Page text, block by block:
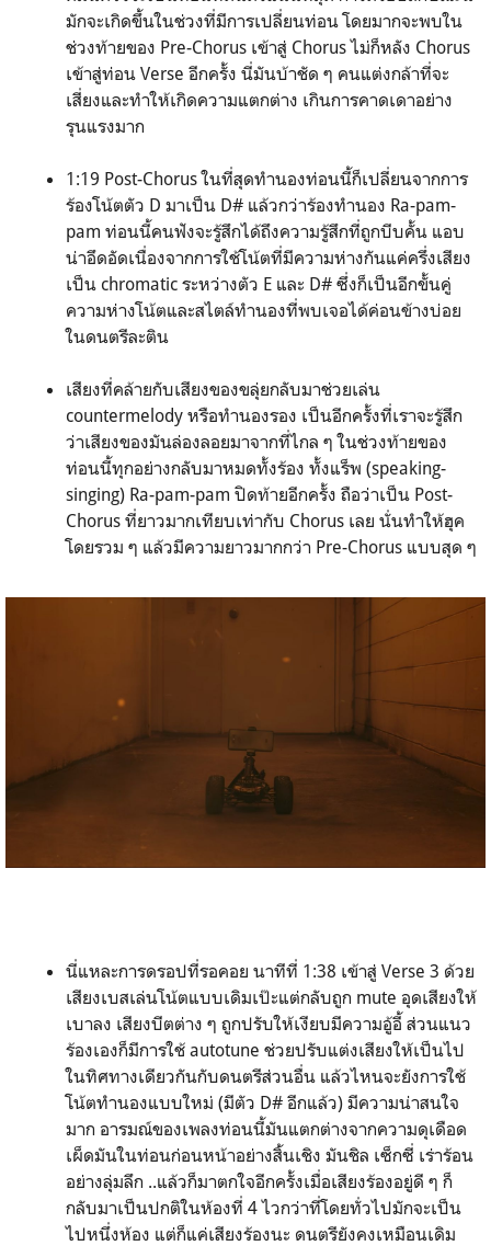
มักจะเกิดขึ้นในช่วงที่มีการเปลี่ยนท่อน โดยมากจะพบใน
ช่วงท้ายของ Pre-Chorus เข้าสู่ Chorus ไม่ก็หลัง Chorus
เข้าสู่ท่อน Verse อีกครั้ง นี่มันบ้าชัด ๆ คนแต่งกล้าที่จะ
เสี่ยงและทำให้เกิดความแตกต่าง เกินการคาดเดาอย่าง
รุนแรงมาก
1:19 Post-Chorus ในที่สุดทำนองท่อนนี้ก็เปลี่ยนจากการ
ร้องโน้ตตัว D มาเป็น D# แล้วกว่าร้องทำนอง Ra-pam-
pam ท่อนนี้คนฟังจะรู้สึกได้ถึงความรู้สึกที่ถูกบีบคั้น แอบ
น่าอึดอัดเนื่องจากการใช้โน้ตที่มีความห่างกันแค่ครึ่งเสียง
เป็น chromatic ระหว่างตัว E และ D# ซึ่งก็เป็นอีกขั้นคู่
ความห่างโน้ตและสไตล์ทำนองที่พบเจอได้ค่อนข้างบ่อย
ในดนตรีละติน
เสียงที่คล้ายกับเสียงของขลุ่ยกลับมาช่วยเล่น
countermelody หรือทำนองรอง เป็นอีกครั้งที่เราจะรู้สึก
ว่าเสียงของมันล่องลอยมาจากที่ไกล ๆ ในช่วงท้ายของ
ท่อนนี้ทุกอย่างกลับมาหมดทั้งร้อง ทั้งแร็พ (speaking-
singing) Ra-pam-pam ปิดท้ายอีกครั้ง ถือว่าเป็น Post-
Chorus ที่ยาวมากเทียบเท่ากับ Chorus เลย นั่นทำให้ฮุค
โดยรวม ๆ แล้วมีความยาวมากกว่า Pre-Chorus แบบสุด ๆ
นี่แหละการดรอปที่รอคอย นาทีที่ 1:38 เข้าสู่ Verse 3 ด้วย
เสียงเบสเล่นโน้ตแบบเดิมเป๊ะแต่กลับถูก mute อุดเสียงให้
เบาลง เสียงบีตต่าง ๆ ถูกปรับให้เงียบมีความอู้อี้ ส่วนแนว
ร้องเองก็มีการใช้ autotune ช่วยปรับแต่งเสียงให้เป็นไป
ในทิศทางเดียวกันกับดนตรีส่วนอื่น แล้วไหนจะยังการใช้
โน้ตทำนองแบบใหม่ (มีตัว D# อีกแล้ว) มีความน่าสนใจ
มาก อารมณ์ของเพลงท่อนนี้มันแตกต่างจากความดุเดือด
เผ็ดมันในท่อนก่อนหน้าอย่างสิ้นเชิง มันชิล เซ็กซี่ เร่าร้อน
อย่างลุ่มลึก ..แล้วก็มาตกใจอีกครั้งเมื่อเสียงร้องอยู่ดี ๆ ก็
กลับมาเป็นปกติในห้องที่ 4 ไวกว่าที่โดยทั่วไปมักจะเป็น
ไปหนึ่งห้อง แต่ก็แค่เสียงร้องนะ ดนตรียังคงเหมือนเดิม